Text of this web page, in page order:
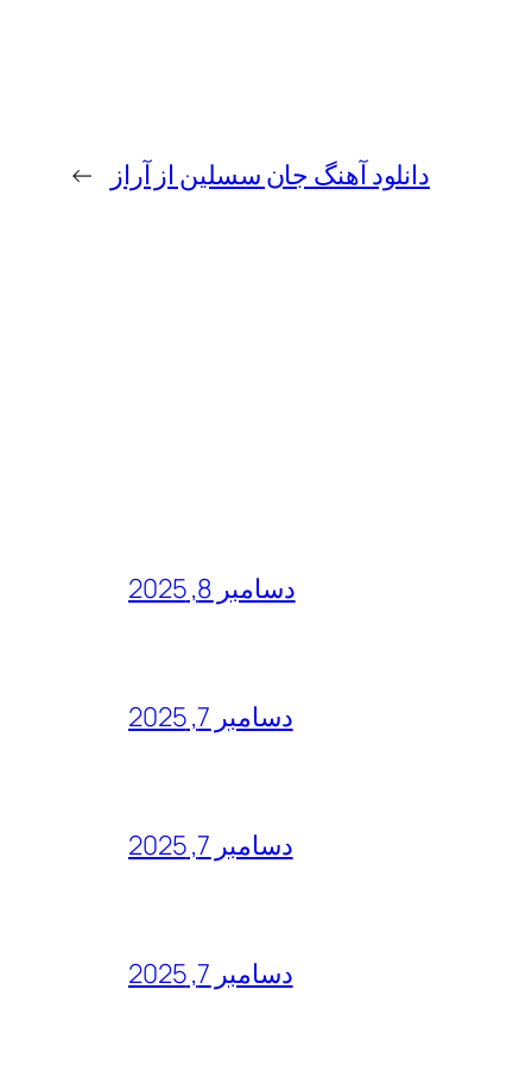
دانلود آهنگ جان سسلین از آراز →
دسامبر 8, 2025
دسامبر 7, 2025
دسامبر 7, 2025
دسامبر 7, 2025